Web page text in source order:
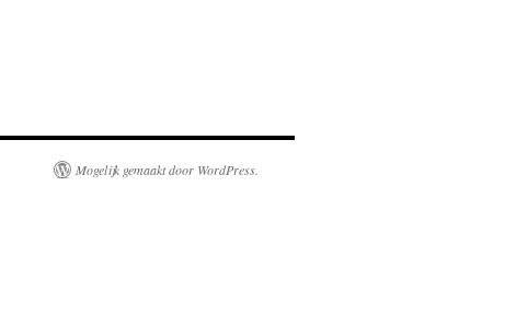
Mogelijk gemaakt door WordPress.